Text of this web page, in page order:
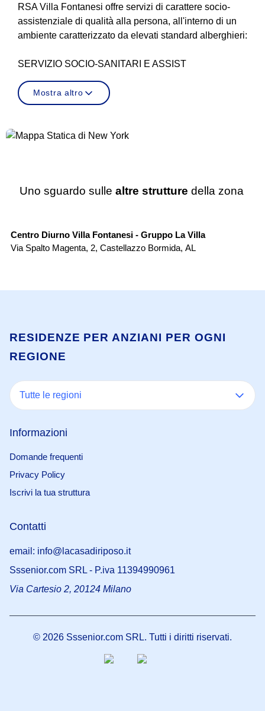
RSA Villa Fontanesi offre servizi di carattere socio-
assistenziale di qualità alla persona, all'interno di un
ambiente caratterizzato da elevati standard alberghieri:
SERVIZIO SOCIO-SANITARI E ASSIST
Mostra altro
Uno sguardo sulle altre strutture della zona
Centro Diurno Villa Fontanesi - Gruppo La Villa
Via Spalto Magenta, 2, Castellazzo Bormida, AL
RESIDENZE PER ANZIANI PER OGNI
REGIONE
Tutte le regioni
Informazioni
Domande frequenti
Privacy Policy
Iscrivi la tua struttura
Contatti
email: info@lacasadiriposo.it
Sssenior.com SRL - P.iva 11394990961
Via Cartesio 2, 20124 Milano
© 2026 Sssenior.com SRL. Tutti i diritti riservati.